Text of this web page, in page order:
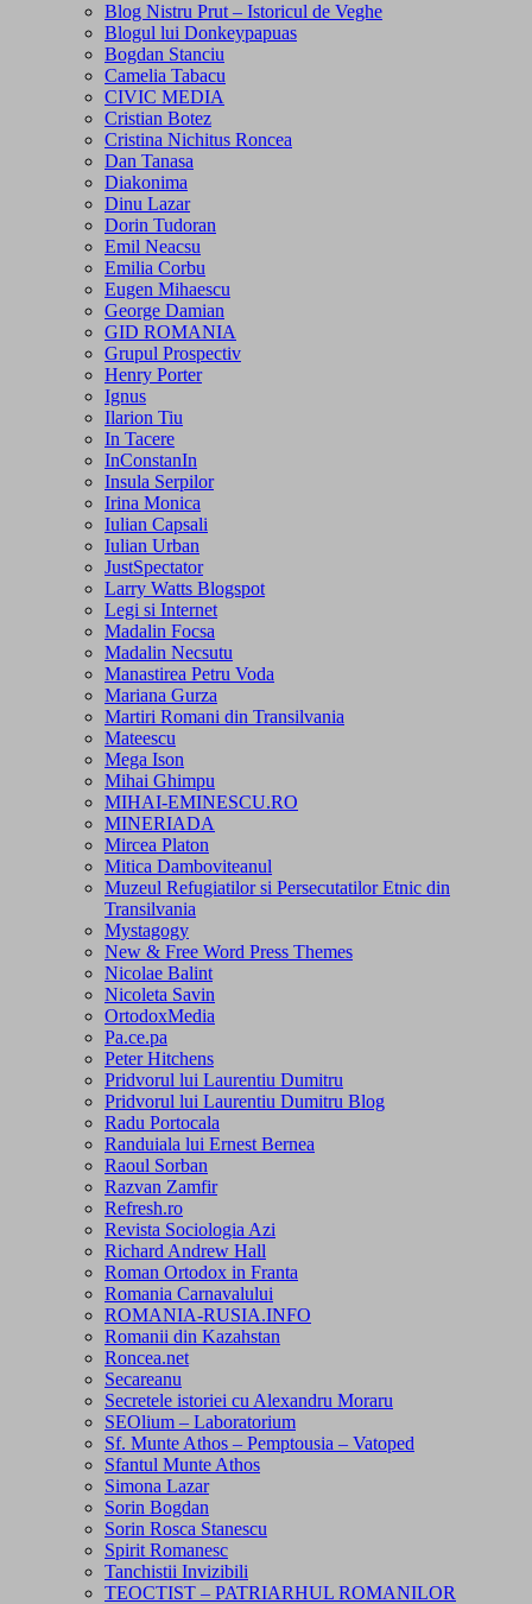
Blog Nistru Prut – Istoricul de Veghe
Blogul lui Donkeypapuas
Bogdan Stanciu
Camelia Tabacu
CIVIC MEDIA
Cristian Botez
Cristina Nichitus Roncea
Dan Tanasa
Diakonima
Dinu Lazar
Dorin Tudoran
Emil Neacsu
Emilia Corbu
Eugen Mihaescu
George Damian
GID ROMANIA
Grupul Prospectiv
Henry Porter
Ignus
Ilarion Tiu
In Tacere
InConstanIn
Insula Serpilor
Irina Monica
Iulian Capsali
Iulian Urban
JustSpectator
Larry Watts Blogspot
Legi si Internet
Madalin Focsa
Madalin Necsutu
Manastirea Petru Voda
Mariana Gurza
Martiri Romani din Transilvania
Mateescu
Mega Ison
Mihai Ghimpu
MIHAI-EMINESCU.RO
MINERIADA
Mircea Platon
Mitica Damboviteanul
Muzeul Refugiatilor si Persecutatilor Etnic din
Transilvania
Mystagogy
New & Free Word Press Themes
Nicolae Balint
Nicoleta Savin
OrtodoxMedia
Pa.ce.pa
Peter Hitchens
Pridvorul lui Laurentiu Dumitru
Pridvorul lui Laurentiu Dumitru Blog
Radu Portocala
Randuiala lui Ernest Bernea
Raoul Sorban
Razvan Zamfir
Refresh.ro
Revista Sociologia Azi
Richard Andrew Hall
Roman Ortodox in Franta
Romania Carnavalului
ROMANIA-RUSIA.INFO
Romanii din Kazahstan
Roncea.net
Secareanu
Secretele istoriei cu Alexandru Moraru
SEOlium – Laboratorium
Sf. Munte Athos – Pemptousia – Vatoped
Sfantul Munte Athos
Simona Lazar
Sorin Bogdan
Sorin Rosca Stanescu
Spirit Romanesc
Tanchistii Invizibili
TEOCTIST – PATRIARHUL ROMANILOR